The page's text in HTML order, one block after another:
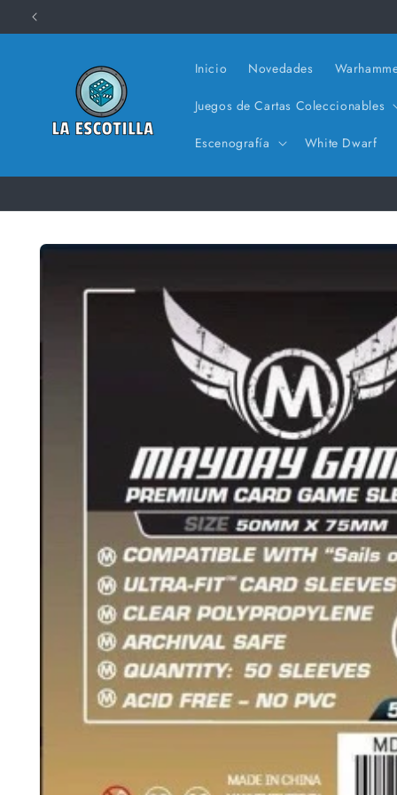
directamente
al contenido
Inicio Novedades
Juegos de Cartas Coleccionables
Escenografía White Dwarf
directamente
del producto